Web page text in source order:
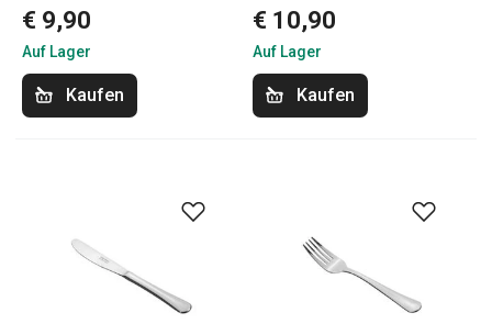
€ 9,90
Auf Lager
Kaufen
€ 10,90
Auf Lager
Kaufen